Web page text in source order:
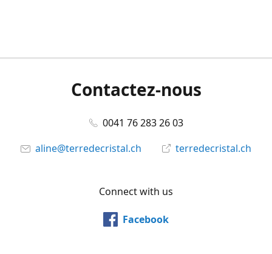
Contactez-nous
0041 76 283 26 03
aline@terredecristal.ch
terredecristal.ch
Connect with us
Facebook